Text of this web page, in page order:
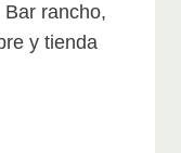
rancho,
y tienda